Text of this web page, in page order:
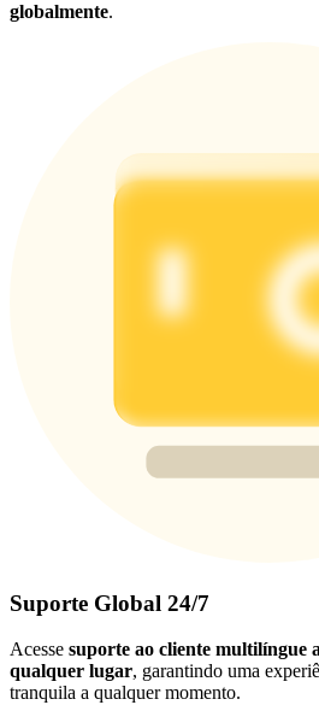
globalmente.
Suporte Global 24/7
Acesse suporte ao cliente multilíngue
qualquer lugar, garantindo uma
tranquila a qualquer momento.